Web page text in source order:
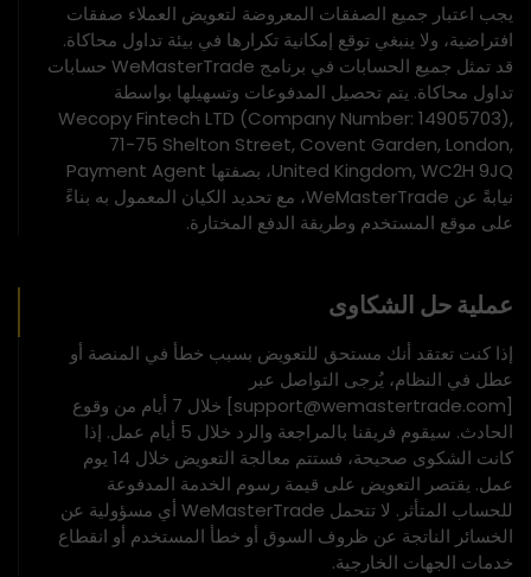
يجب اعتبار جميع الصفقات المعروضة لتعويض العملاء صفقات
افتراضية، ولا ينبغي توقع إمكانية تكرارها في بيئة تداول محاكاة.
قد تمثل جميع الحسابات في برنامج WeMasterTrade حسابات
تداول محاكاة. يتم تحصيل المدفوعات وتسهيلها بواسطة
Wecopy Fintech LTD (Company Number: 14905703),
71-75 Shelton Street, Covent Garden, London,
United Kingdom, WC2H 9JQ، بصفتها Payment Agent
نيابةً عن WeMasterTrade، مع تحديد الكيان المعمول به بناءً
على موقع المستخدم وطريقة الدفع المختارة.
عملية حل الشكاوى
إذا كنت تعتقد أنك مستحق للتعويض بسبب خطأ في المنصة أو
عطل في النظام، يُرجى التواصل عبر
[support@wemastertrade.com] خلال 7 أيام من وقوع
الحادث. سيقوم فريقنا بالمراجعة والرد خلال 5 أيام عمل. إذا
كانت الشكوى صحيحة، فستتم معالجة التعويض خلال 14 يوم
عمل. يقتصر التعويض على قيمة رسوم الخدمة المدفوعة
للحساب المتأثر. لا تتحمل WeMasterTrade أي مسؤولية عن
الخسائر الناتجة عن ظروف السوق أو خطأ المستخدم أو انقطاع
خدمات الجهات الخارجية.